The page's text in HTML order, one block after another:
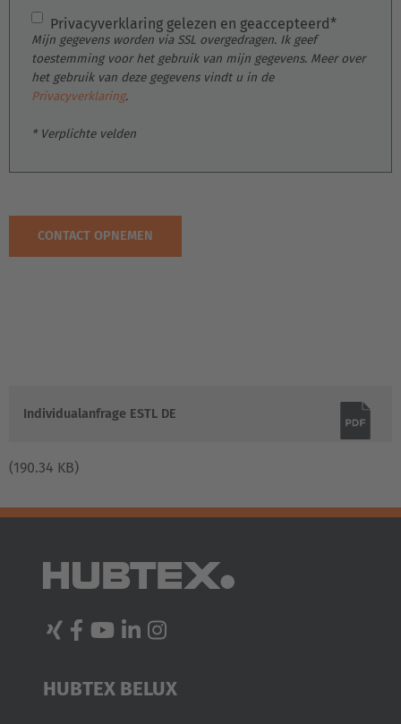
Österreich
Deutsch
Polska
English Neutral
Privacyverklaring gelezen en geaccepteerd*
Mijn gegevens worden via SSL overgedragen. Ik geef
toestemming voor het gebruik van mijn gegevens. Meer over
het gebruik van deze gegevens vindt u in de
Privacyverklaring.
* Verplichte velden
Individualanfrage ESTL DE
(190.34 KB)
HUBTEX BELUX